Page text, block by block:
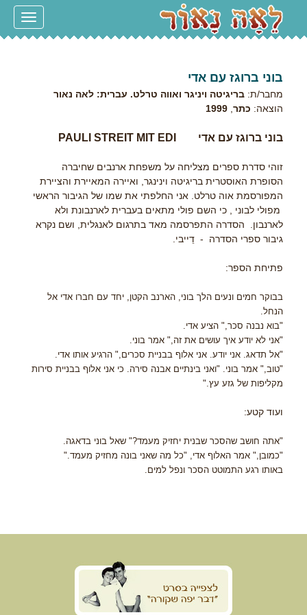
Toggle
בוני ברוגז עם אדי
מחבר/ת: בריגיטה ויניגר ואווה טרלט. עברית: לאה נאור
הוצאה: כתר 1999
בוני ברוגז עם אדי PAULI STREIT MIT EDI
זוהי סדרת ספרים מצליחה על משפחת ארנבים שחיברה
הסופרת האוסטרית בריגיטה וינינגר, ואיירה המאיירת והציירת
המפורסמת אוה טרלט. אני החלפתי את שמו של הגיבור הראשי
מפולי לבוני , כי השם פולי מתאים בעברית לארנבונת ולא
לארנבון. הסדרה התפרסמה מאד בתרגום לאנגלית, ושם נקרא
גיבור ספרי הסדרה - דֵייבי.
פתיחת הספר:
בבוקר חמים ונעים הלך בוני, הארנב הקטן, יחד עם חברו אדי אל
הנחל.
"בוא נבנה סכר," הציע אדי.
"אני לא יודע איך עושים את זה," אמר בוני.
"אל תדאג. אני יודע. אני אלוף בבניית סכרים," הרגיע אותו אדי.
"טוב," אמר בוני. "ואני בינתיים אבנה סירה. כי אני אלוף בבניית סירות
מקליפות של גזע עץ."
ועוד קטע:
"אתה חושב שהסכר שבנית יחזיק מעמד?" שאל בוני בדאגה.
"כמובן," אמר האלוף אדי, "כל מה שאני בונה מחזיק מעמד."
באותו רגע התמוטט הסכר ונפל למים.